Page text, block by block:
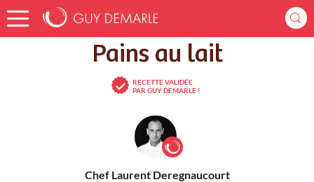
Accueil Recettes Pains au lait
Pains au lait
RECETTE VALIDÉE
PAR GUY DEMARLE !
Chef Laurent Deregnaucourt